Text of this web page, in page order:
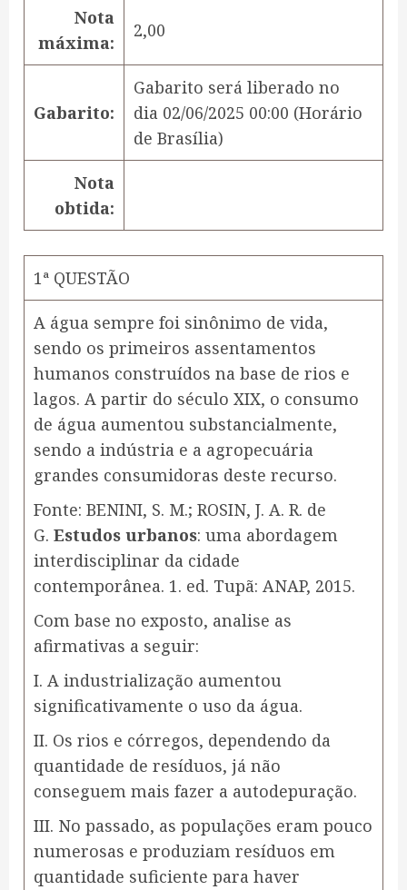
Nota
máxima:
2,00
Gabarito:
Gabarito será liberado no
dia 02/06/2025 00:00 (Horário
de Brasília)
Nota
obtida:
1ª QUESTÃO
A água sempre foi sinônimo de vida,
sendo os primeiros assentamentos
humanos construídos na base de rios e
lagos. A partir do século XIX, o consumo
de água aumentou substancialmente,
sendo a indústria e a agropecuária
grandes consumidoras deste recurso.
Fonte: BENINI, S. M.; ROSIN, J. A. R. de
G. Estudos urbanos: uma abordagem
interdisciplinar da cidade
contemporânea. 1. ed. Tupã: ANAP, 2015.
Com base no exposto, analise as
afirmativas a seguir:
I. A industrialização aumentou
significativamente o uso da água.
II. Os rios e córregos, dependendo da
quantidade de resíduos, já não
conseguem mais fazer a autodepuração.
III. No passado, as populações eram pouco
numerosas e produziam resíduos em
quantidade suficiente para haver